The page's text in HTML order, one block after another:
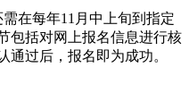
在每年11月中上旬到指定
包括对网上报名信息进行核
通过后，报名即为成功。